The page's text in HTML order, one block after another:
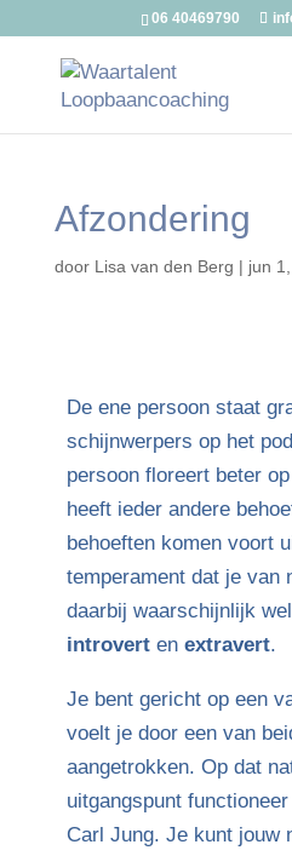
06 40469790
Afzondering
door Lisa van den Berg | jun
De ene persoon staat
schijnwerpers op het
persoon floreert beter
heeft ieder andere
behoeften komen voort
temperament dat je van
daarbij waarschijnlijk
introverten extravert.
Je bent gericht op een
voelt je door een van
aangetrokken. Op dat
uitgangspunt
Carl Jung. Je kunt jouw